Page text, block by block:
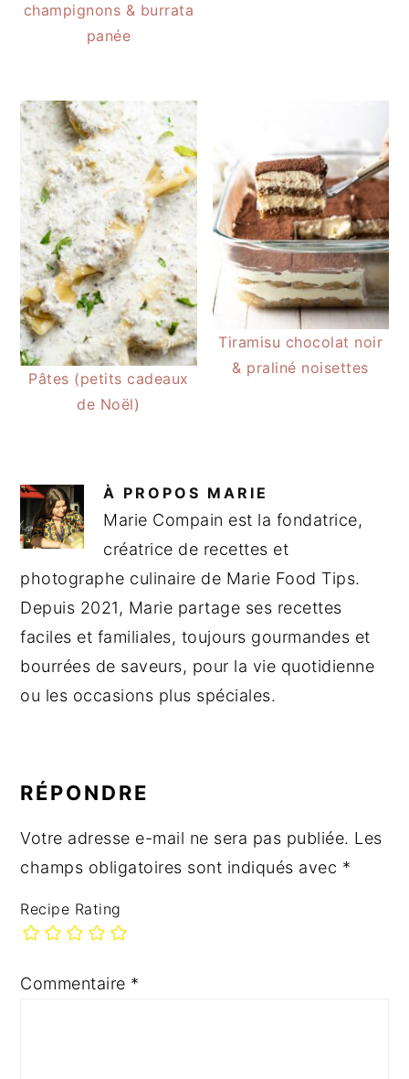
champignons & burrata
panée
Pâtes (petits cadeaux
de Noël)
Tiramisu chocolat noir
& praliné noisettes
À PROPOS MARIE
Marie Compain est la fondatrice,
créatrice de recettes et
photographe culinaire de Marie Food Tips.
Depuis 2021, Marie partage ses recettes
faciles et familiales, toujours gourmandes et
bourrées de saveurs, pour la vie quotidienne
ou les occasions plus spéciales.
DU
LECTEUR
RÉPONDRE
Votre adresse e-mail ne sera pas publiée. Les
champs obligatoires sont indiqués avec *
Recipe Rating
Commentaire *